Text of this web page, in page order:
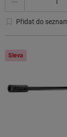
Přidat do
Sleva